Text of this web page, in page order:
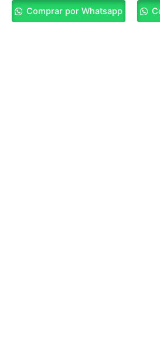
Comprar por Whatsapp